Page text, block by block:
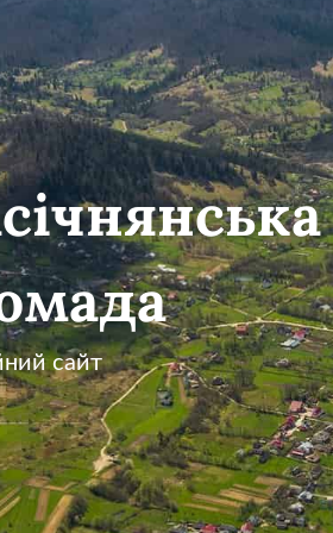
сайт